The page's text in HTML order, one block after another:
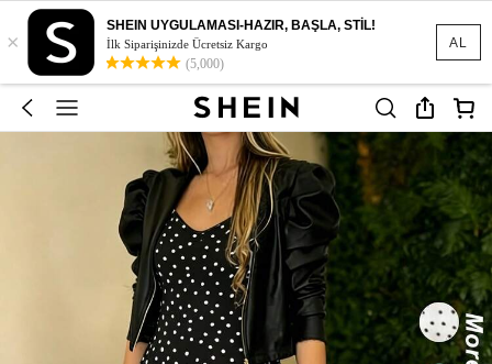
AL
×
SHEIN UYGULAMASI-HAZIR, BAŞLA, STİL!
İlk Siparişinizde Ücretsiz Kargo
(5,000)